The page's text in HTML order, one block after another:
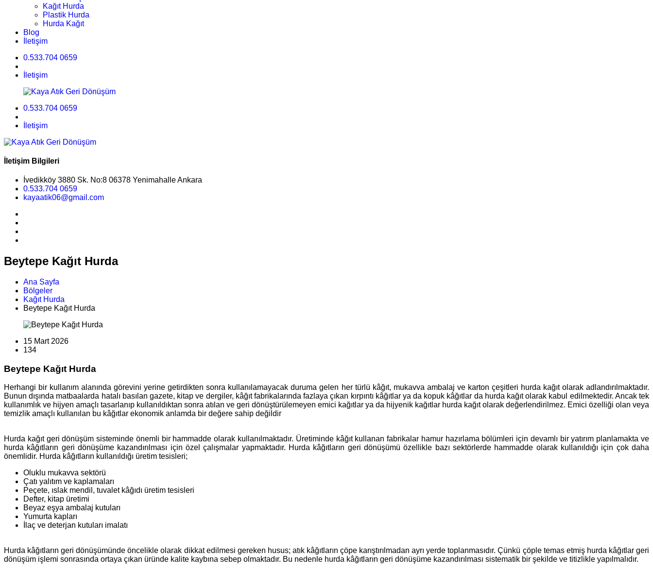
Kağıt Hurda
Plastik Hurda
Hurda Kağıt
Blog
İletişim
0.533.704 0659
İletişim
0.533.704 0659
İletişim
İletişim Bilgileri
İvedikköy 3880 Sk. No:8 06378 Yenimahalle Ankara
0.533.704 0659
kayaatik06@gmail.com
Beytepe Kağıt Hurda
Ana Sayfa
Bölgeler
Kağıt Hurda
Beytepe Kağıt Hurda
15 Mart 2026
134
Beytepe Kağıt Hurda
Herhangi bir kullanım alanında görevini yerine getirdikten sonra kullanılamayacak duruma gelen her türlü kâğıt, mukavva ambalaj ve karton çeşitleri hurda kağıt olarak adlandırılmaktadır.
Bunun dışında matbaalarda hatalı basılan gazete, kitap ve dergiler, kâğıt fabrikalarında fazlaya çıkan kırpıntı kâğıtlar ya da kopuk kâğıtlar da hurda kağıt olarak kabul edilmektedir. Ancak tek
kullanımlık ve hijyen amaçlı tasarlanıp kullanıldıktan sonra atılan ve geri dönüştürülemeyen emici kağıtlar ya da hijyenik kağıtlar hurda kağıt olarak değerlendirilmez. Emici özelliği olan veya
temizlik amaçlı kullanılan bu kâğıtlar ekonomik anlamda bir değere sahip değildir
Hurda kağıt geri dönüşüm sisteminde önemli bir hammadde olarak kullanılmaktadır. Üretiminde kâğıt kullanan fabrikalar hamur hazırlama bölümleri için devamlı bir yatırım planlamakta ve
hurda kâğıtların geri dönüşüme kazandırılması için özel çalışmalar yapmaktadır. Hurda kâğıtların geri dönüşümü özellikle bazı sektörlerde hammadde olarak kullanıldığı için çok daha
önemlidir. Hurda kâğıtların kullanıldığı üretim tesisleri;
Oluklu mukavva sektörü
Çatı yalıtım ve kaplamaları
Peçete, ıslak mendil, tuvalet kâğıdı üretim tesisleri
Defter, kitap üretimi
Beyaz eşya ambalaj kutuları
Yumurta kapları
İlaç ve deterjan kutuları imalatı
Hurda kâğıtların geri dönüşümünde öncelikle olarak dikkat edilmesi gereken husus; atık kâğıtların çöpe karıştırılmadan ayrı yerde toplanmasıdır. Çünkü çöple temas etmiş hurda kâğıtlar geri
dönüşüm işlemi sonrasında ortaya çıkan üründe kalite kaybına sebep olmaktadır. Bu nedenle hurda kâğıtların geri dönüşüme kazandırılması sistematik bir şekilde ve titizlikle yapılmalıdır.